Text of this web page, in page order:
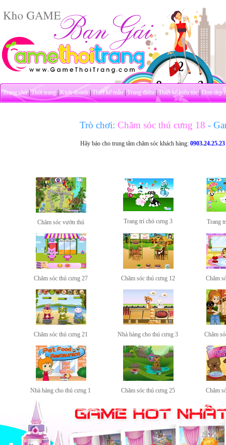
Trang chủ|Thời trang|Kinh doanh|Thiết kế mẫu|Trang điểm|Thiết kế kiểu tóc|Dọn dẹp
Trò chơi: Chăm sóc thú cưng 18-
Hãy báo cho trung tâm chăm sóc khách hàng:0903.24.25.23
Chăm sóc vườn thú Trang trí chó cưng 3 Trang
Chăm sóc thú cưng 27 Chăm sóc thú cưng 12 Chăm
Chăm sóc thú cưng 21 Nhà hàng cho thú cưng 3 Chăm
Nhà hàng cho thú cưng 1 Chăm sóc thú cưng 25 Chăm